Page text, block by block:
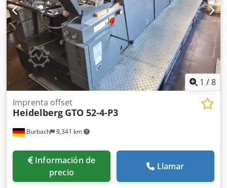
1 /8
Burbach 9,341 km
Imprenta offset
Heidelberg GTO 52-4-P3
Información de
precio
Llamar